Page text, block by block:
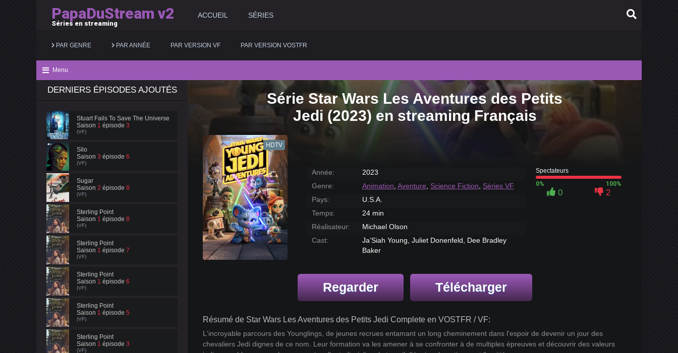
PapaDuStream v2
Séries en streaming
ACCUEIL SÉRIES
PAR GENRE
Action
Animation
Aventure
Biopic
Comédie
Documentaire
Fantastique
Historique
Horreur
Judiciaire
Musical
Policier
Romance
Science fiction
PAR ANNÉE
2025
2019
2017
2016
2015
2014
2010
2009
PAR VERSION VF PAR VERSION VOSTFR
Menu
DERNIERS ÉPISODES AJOUTÉS
Stuart Fails To Save The Universe
Saison 1 épisode 3
(VF)
Silo
Saison 3 épisode 6
(VF)
Sugar
Saison 2 épisode 8
(VF)
Sterling Point
Saison 1 épisode 8
(VF)
Sterling Point
Saison 1 épisode 7
(VF)
Sterling Point
Saison 1 épisode 6
(VF)
Sterling Point
Saison 1 épisode 5
(VF)
Sterling Point
Saison 1 épisode 3
(VF)
Série Star Wars Les Aventures des Petits
Jedi (2023) en streaming Français
HDTV
Année:
2023
Genre:
Animation, Aventure, Science Fiction, Séries VF
Pays:
U.S.A.
Temps:
24 min
Réalisateur:
Michael Olson
Cast:
Ja’Siah Young, Juliet Donenfeld, Dee Bradley
Baker
Spectateurs
0%
100%
0 2
Regarder Télécharger
Résumé de Star Wars Les Aventures des Petits Jedi Complete en VOSTFR / VF:
L'incroyable parcours des Younglings, de jeunes recrues entamant un long cheminement dans l'espoir de devenir un jour des
chevaliers Jedi dignes de ce nom. Leur formation va les amener à se confronter à de multiples épreuves et découvrir des valeurs